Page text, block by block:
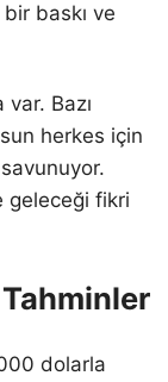
baskı ve
Bazı
herkes için
geleceği fikri
Tahminler
dolarla